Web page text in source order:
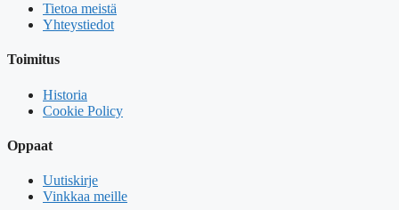
Tietoa meistä
Yhteystiedot
Toimitus
Historia
Cookie Policy
Oppaat
Uutiskirje
Vinkkaa meille